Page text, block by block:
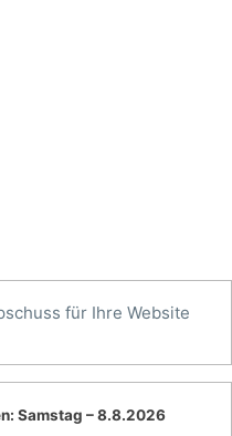
für Ihre Website
Samstag – 8.8.2026